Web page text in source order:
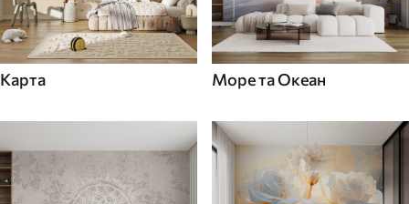
Карта Море та Океан